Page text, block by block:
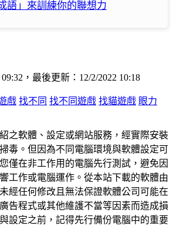
語」來訓練你的聯想力
，最後更新：12/2/2022 10:18
戲 找不同 找不同遊戲 找貓遊戲 眼力
之軟體、設定或網站服務，經實際安裝
毒。但因為不同電腦環境與軟體設定可
僅在非工作用的電腦先行測試，避免因
工作或電腦運作。從本站下載的軟體由
經任何修改且無法保證軟體公司可能在
告程式或其他維護不當等因素而造成損
設定之前，記得先行備份電腦中的重要